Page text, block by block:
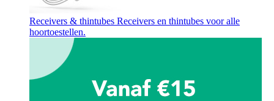
Receivers & thintubes Receivers en thintubes voor alle
hoortoestellen.